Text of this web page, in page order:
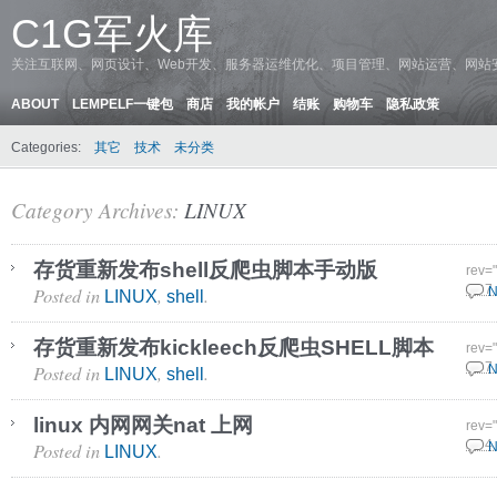
C1G军火库
关注互联网、网页设计、Web开发、服务器运维优化、项目管理、网站运营、网
ABOUT LEMPELF一键包 商店 我的帐户 结账 购物车 隐私政策
Categories: 其它 技术 未分类
Category Archives: LINUX
存货重新发布shell反爬虫脚本手动版
28 7
Posted in LINUX, shell.
存货重新发布kickleech反爬虫SHELL脚本
28 7
Posted in LINUX, shell.
linux 内网网关nat 上网
28 4
Posted in LINUX.